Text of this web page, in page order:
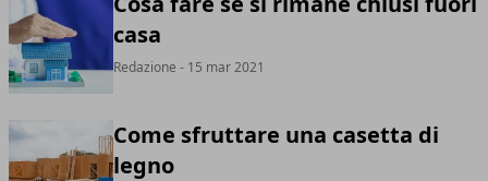
casa
Redazione - 15 mar 2021
Come sfruttare una casetta di
legno